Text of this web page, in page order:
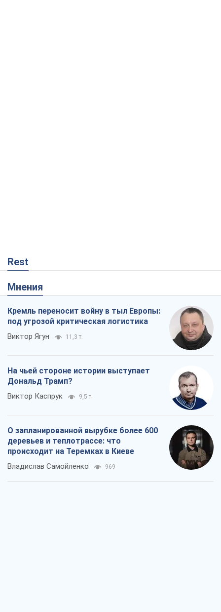
Rest
Мнения
Кремль переносит войну в тыл Европы:
под угрозой критическая логистика
Виктор Ягун 11,3 т.
На чьей стороне истории выступает
Дональд Трамп?
Виктор Каспрук 9,5 т.
О запланированной вырубке более 600
деревьев и теплотрассе: что
происходит на Теремках в Киеве
Владислав Самойленко 969